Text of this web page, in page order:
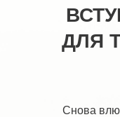
ДЛЯ
Снова